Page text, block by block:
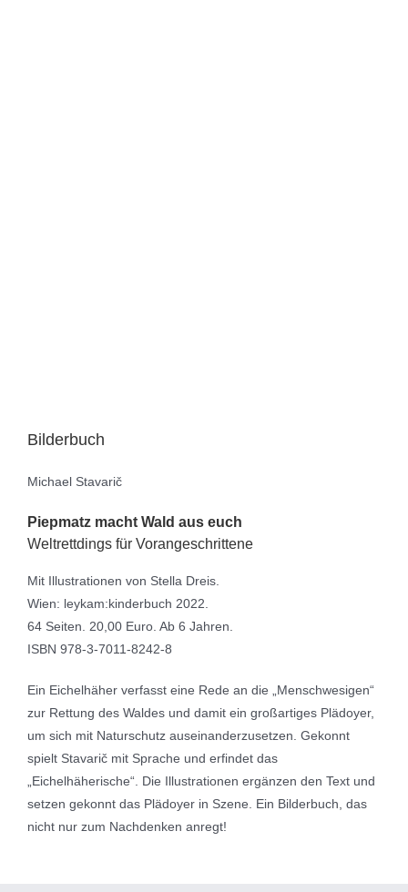
Bilderbuch
Michael Stavarič
Piepmatz macht Wald aus euch
Weltrettdings für Vorangeschrittene
Mit Illustrationen von Stella Dreis.
Wien: leykam:kinderbuch 2022.
64 Seiten. 20,00 Euro. Ab 6 Jahren.
ISBN 978-3-7011-8242-8
Ein Eichelhäher verfasst eine Rede an die „Menschwesigen“
zur Rettung des Waldes und damit ein großartiges Plädoyer,
um sich mit Naturschutz auseinanderzusetzen. Gekonnt
spielt Stavarič mit Sprache und erfindet das
„Eichelhäherische“. Die Illustrationen ergänzen den Text und
setzen gekonnt das Plädoyer in Szene. Ein Bilderbuch, das
nicht nur zum Nachdenken anregt!